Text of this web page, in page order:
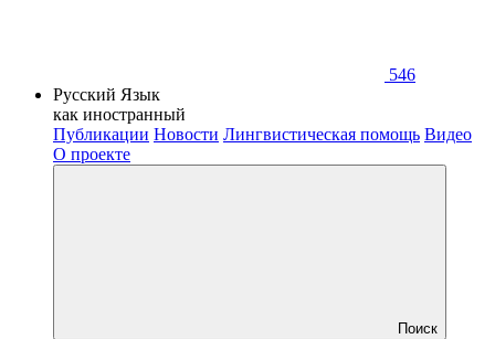
546
Русский Язык
как иностранный
Публикации Новости Лингвистическая помощь Видео
О проекте
Поиск